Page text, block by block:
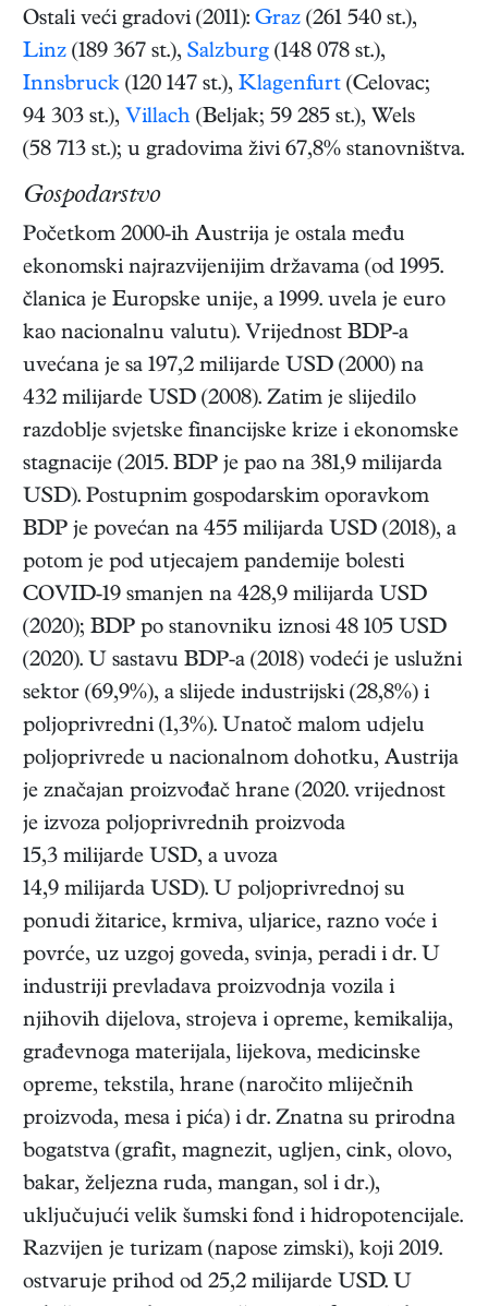
Ostali veći gradovi (2011): Graz (261 540 st.),
Linz (189 367 st.), Salzburg (148 078 st.),
Innsbruck (120 147 st.), Klagenfurt (Celovac;
94 303 st.), Villach (Beljak; 59 285 st.), Wels
(58 713 st.); u gradovima živi 67,8% stanovništva.
Gospodarstvo
Početkom 2000-ih Austrija je ostala među
ekonomski najrazvijenijim državama (od 1995.
članica je Europske unije, a 1999. uvela je euro
kao nacionalnu valutu). Vrijednost BDP-a
uvećana je sa 197,2 milijarde USD (2000) na
432 milijarde USD (2008). Zatim je slijedilo
razdoblje svjetske financijske krize i ekonomske
stagnacije (2015. BDP je pao na 381,9 milijarda
USD). Postupnim gospodarskim oporavkom
BDP je povećan na 455 milijarda USD (2018), a
potom je pod utjecajem pandemije bolesti
COVID-19 smanjen na 428,9 milijarda USD
(2020); BDP po stanovniku iznosi 48 105 USD
(2020). U sastavu BDP-a (2018) vodeći je uslužni
sektor (69,9%), a slijede industrijski (28,8%) i
poljoprivredni (1,3%). Unatoč malom udjelu
poljoprivrede u nacionalnom dohotku, Austrija
je značajan proizvođač hrane (2020. vrijednost
je izvoza poljoprivrednih proizvoda
15,3 milijarde USD, a uvoza
14,9 milijarda USD). U poljoprivrednoj su
ponudi žitarice, krmiva, uljarice, razno voće i
povrće, uz uzgoj goveda, svinja, peradi i dr. U
industriji prevladava proizvodnja vozila i
njihovih dijelova, strojeva i opreme, kemikalija,
građevnoga materijala, lijekova, medicinske
opreme, tekstila, hrane (naročito mliječnih
proizvoda, mesa i pića) i dr. Znatna su prirodna
bogatstva (grafit, magnezit, ugljen, cink, olovo,
bakar, željezna ruda, mangan, sol i dr.),
uključujući velik šumski fond i hidropotencijale.
Razvijen je turizam (napose zimski), koji 2019.
ostvaruje prihod od 25,2 milijarde USD. U